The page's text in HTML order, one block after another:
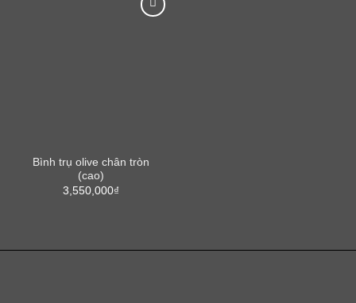
Bình trụ olive chân tròn
(cao)
3,550,000₫